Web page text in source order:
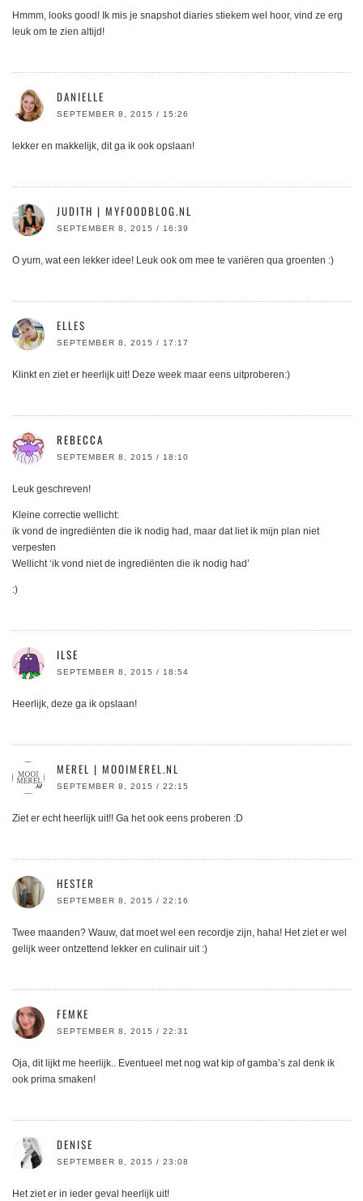
Hmmm, looks good! Ik mis je snapshot diaries stiekem wel hoor, vind ze erg
leuk om te zien altijd!
DANIELLE
SEPTEMBER 8, 2015 / 15:26
lekker en makkelijk, dit ga ik ook opslaan!
JUDITH | MYFOODBLOG.NL
SEPTEMBER 8, 2015 / 16:39
O yum, wat een lekker idee! Leuk ook om mee te variëren qua groenten :)
ELLES
SEPTEMBER 8, 2015 / 17:17
Klinkt en ziet er heerlijk uit! Deze week maar eens uitproberen:)
REBECCA
SEPTEMBER 8, 2015 / 18:10
Leuk geschreven!
Kleine correctie wellicht:
ik vond de ingrediënten die ik nodig had, maar dat liet ik mijn plan niet
verpesten
Wellicht ‘ik vond niet de ingrediënten die ik nodig had’
:)
ILSE
SEPTEMBER 8, 2015 / 18:54
Heerlijk, deze ga ik opslaan!
MEREL | MOOIMEREL.NL
SEPTEMBER 8, 2015 / 22:15
Ziet er echt heerlijk uit!! Ga het ook eens proberen :D
HESTER
SEPTEMBER 8, 2015 / 22:16
Twee maanden? Wauw, dat moet wel een recordje zijn, haha! Het ziet er wel
gelijk weer ontzettend lekker en culinair uit :)
FEMKE
SEPTEMBER 8, 2015 / 22:31
Oja, dit lijkt me heerlijk.. Eventueel met nog wat kip of gamba’s zal denk ik
ook prima smaken!
DENISE
SEPTEMBER 8, 2015 / 23:08
Het ziet er in ieder geval heerlijk uit!